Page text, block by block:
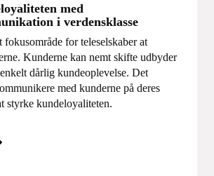
med
i verdensklasse
for teleselskaber at
Kunderne kan nemt skifte udbyder
dårlig kundeoplevelse. Det
med kunderne på deres
styrke kundeloyaliteten.